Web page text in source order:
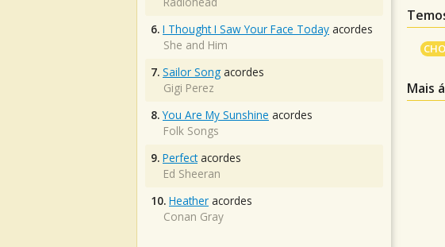
Mais
6. I Thought I Saw Your Face Today acordes
She and Him
7. Sailor Song acordes
Gigi Perez
8. You Are My Sunshine acordes
Folk Songs
9. Perfectacordes
Ed Sheeran
10. Heather acordes
Conan Gray